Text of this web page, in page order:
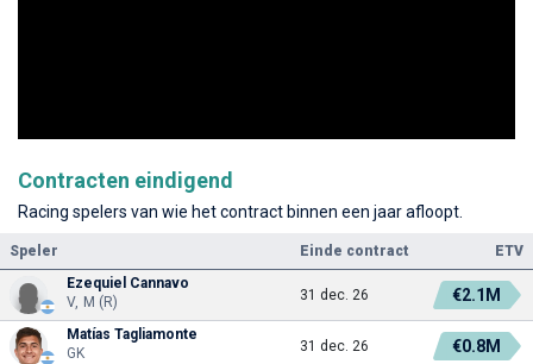
Contracten eindigend
Racing spelers van wie het contract binnen een jaar afloopt.
Speler Einde contract
ETV
Ezequiel Cannavo
V, M (R)
31 dec. 26 €2.1M
Matías Tagliamonte
GK
31 dec. 26 €0.8M